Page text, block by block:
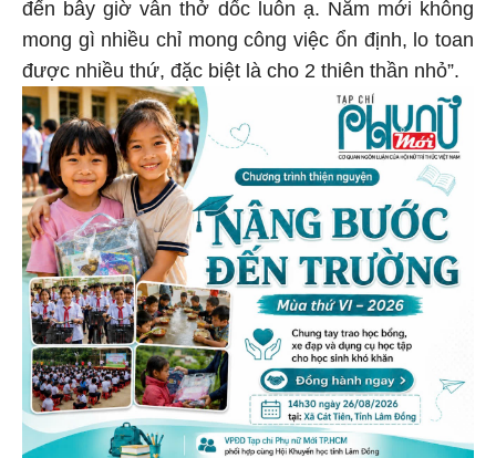
đến bây giờ vẫn thở dốc luôn ạ. Năm mới không
mong gì nhiều chỉ mong công việc ổn định, lo toan
được nhiều thứ, đặc biệt là cho 2 thiên thần nhỏ”.